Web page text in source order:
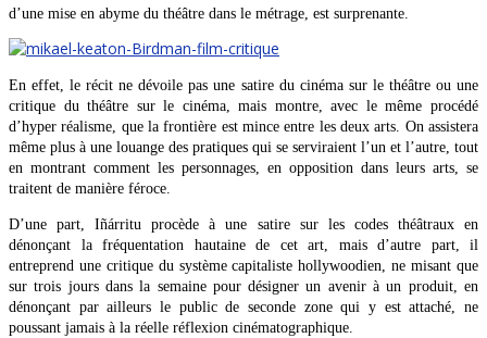
d’une mise en abyme du théâtre dans le métrage, est surprenante.
En effet, le récit ne dévoile pas une satire du cinéma sur le théâtre ou une
critique du théâtre sur le cinéma, mais montre, avec le même procédé
d’hyper réalisme, que la frontière est mince entre les deux arts. On assistera
même plus à une louange des pratiques qui se serviraient l’un et l’autre, tout
en montrant comment les personnages, en opposition dans leurs arts, se
traitent de manière féroce.
D’une part, Iñárritu procède à une satire sur les codes théâtraux en
dénonçant la fréquentation hautaine de cet art, mais d’autre part, il
entreprend une critique du système capitaliste hollywoodien, ne misant que
sur trois jours dans la semaine pour désigner un avenir à un produit, en
dénonçant par ailleurs le public de seconde zone qui y est attaché, ne
poussant jamais à la réelle réflexion cinématographique.